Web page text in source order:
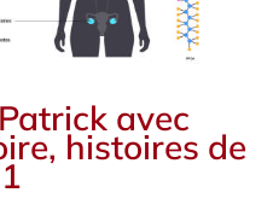
avec
histoires de